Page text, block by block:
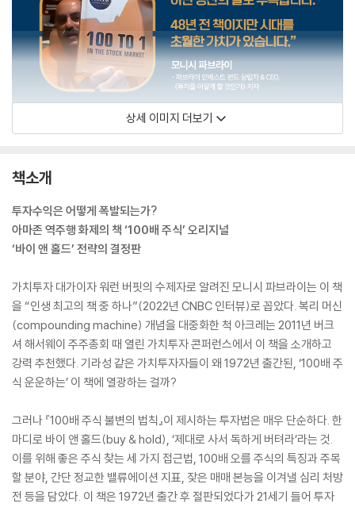
상세 이미지 더보기
책소개
투자수익은 어떻게 폭발되는가?
아마존 역주행 화제의 책 ‘100배 주식’ 오리지널
‘바이 앤 홀드’ 전략의 결정판
가치투자 대가이자 워런 버핏의 수제자로 알려진 모니시 파브라이는 이 책
을 “인생 최고의 책 중 하나”(2022년 CNBC 인터뷰)로 꼽았다. 복리 머신
(compounding machine) 개념을 대중화한 척 아크레는 2011년 버크
셔 해서웨이 주주총회 때 열린 가치투자 콘퍼런스에서 이 책을 소개하고
강력 추천했다. 기라성 같은 가치투자자들이 왜 1972년 출간된, ‘100배 주
식 운운하는’ 이 책에 열광하는 걸까?
그러나 『100배 주식 불변의 법칙』이 제시하는 투자법은 매우 단순하다. 한
마디로 바이 앤 홀드(buy & hold), ‘제대로 사서 독하게 버텨라’라는 것.
이를 위해 좋은 주식 찾는 세 가지 접근법, 100배 오를 주식의 특징과 주목
할 분야, 간단 정교한 밸류에이션 지표, 잦은 매매 본능을 이겨낼 심리 처방
전 등을 담았다. 이 책은 1972년 출간 후 절판되었다가 21세기 들어 투자